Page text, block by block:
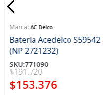
AC Delco
Batería Acedelco S59542
(NP 2721232)
SKU:771090
$191.720
$153.376